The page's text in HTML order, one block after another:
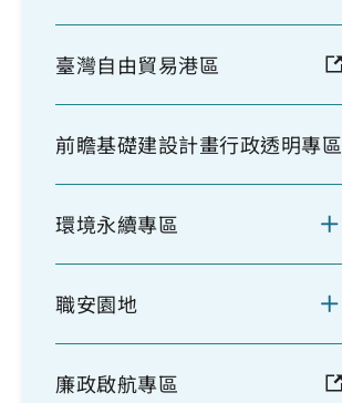
臺灣自由貿易港區
前瞻基礎建設計畫行政透明專區
環境永續專區
職安園地
廉政啟航專區